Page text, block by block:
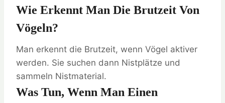
Wie Erkennt Man Die Brutzeit Von
Vögeln?
Man erkennt die Brutzeit, wenn Vögel aktiver
werden. Sie suchen dann Nistplätze und
sammeln Nistmaterial.
Was Tun, Wenn Man Einen